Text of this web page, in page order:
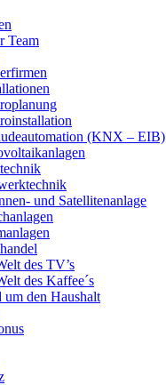
Team
(KNX – EIB)
und Satellitenanlage
des TV’s
des Kaffee´s
um den Haushalt